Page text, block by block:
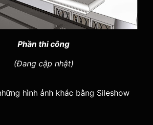
Phần thi công
(Đang cập nhật)
hình ảnh khác bằng Sileshow